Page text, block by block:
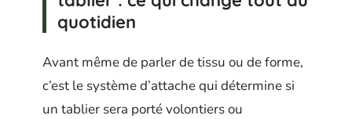
quotidien
Avant même de parler de tissu ou de forme,
c’est le système d’attache qui détermine si
un tablier sera porté volontiers ou